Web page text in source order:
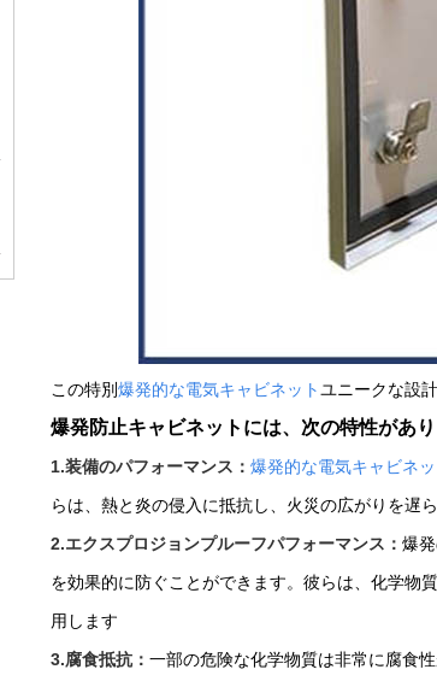
この特別爆発的な電気キャビネットユニークな設
爆発防止キャビネットには、次の特性があり
1.装備のパフォーマンス： 爆発的な電気キャビネッ
らは、熱と炎の侵入に抵抗し、火災の広がりを遅
2.エクスプロジョンプルーフパフォーマンス： 爆
を効果的に防ぐことができます。彼らは、化学物
用します
3.腐食抵抗： 一部の危険な化学物質は非常に腐食性